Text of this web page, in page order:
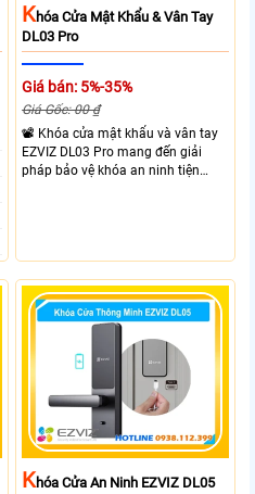
KHóa Cửa Mật Khẩu & Vân Tay
DL03 Pro
Giá bán: 5%-35%
Giá Gốc: 00 ₫
📽 Khóa cửa mật khẩu và vân tay
EZVIZ DL03 Pro mang đến giải
pháp bảo vệ khóa an ninh tiện
dụng phù hợp cho gia đình và văn
phòng giúp kiểm soát ra vào linh
hoạt.
KHóa Cửa An Ninh EZVIZ DL05